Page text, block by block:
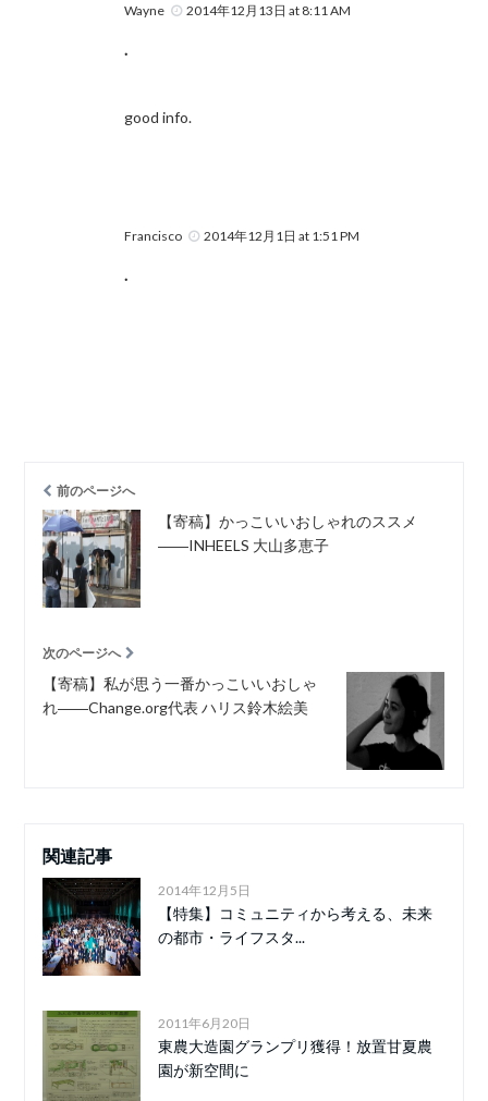
Wayne 2014年12月13日 at 8:11 AM
.
good info.
Francisco 2014年12月1日 at 1:51 PM
.
前のページへ
【寄稿】かっこいいおしゃれのススメ
――INHEELS 大山多恵子
次のページへ
【寄稿】私が思う一番かっこいいおしゃ
れ――Change.org代表 ハリス鈴木絵美
関連記事
2014年12月5日
【特集】コミュニティから考える、未来
の都市・ライフスタ...
2011年6月20日
東農大造園グランプリ獲得！放置甘夏農
園が新空間に